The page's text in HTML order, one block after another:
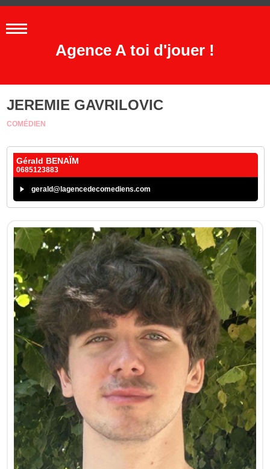
Agence A toi d'jouer !
JEREMIE GAVRILOVIC
COMÉDIEN
Gérald BENAÏM
0685123883
gerald@lagencedecomediens.com